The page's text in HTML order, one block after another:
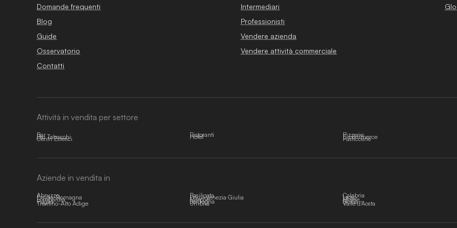
Domande frequenti
Blog
Guide
Osservatorio
Contatti
Intermediari
Professionisti
Vendere azienda
Vendere attività commerciale
Attività in vendita per settore
Bar Ristoranti Pizzerie
Bar Tabacchi Hotel E-commerce
Centri Estetici Pasticcerie
Aziende in vendita in
Abruzzo Basilicata Calabria
Emilia-Romagna Friuli-Venezia Giulia Lazio
Lombardia Marche Molise
Puglia Sardegna Sicilia
Trentino-Alto Adige Umbria Valle d'Aosta